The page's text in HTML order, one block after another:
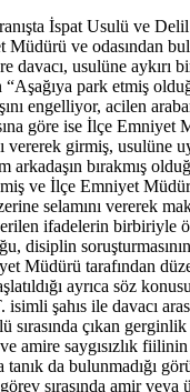
İspat Usulü ve Delil
Müdürü ve odasından
davacı, usulüne aykırı
“Aşağıya park etmiş
engelliyor, acilen
göre ise İlçe Emniyet
vererek girmiş, usulüne
arkadaşın bırakmış
ve İlçe Emniyet
selamını vererek
ifadelerin birbiriyle
disiplin
Müdürü tarafından
ayrıca söz
şahıs ile davacı
sırasında çıkan
amire saygısızlık
tanık da bulunmadığı
sırasında amir veya